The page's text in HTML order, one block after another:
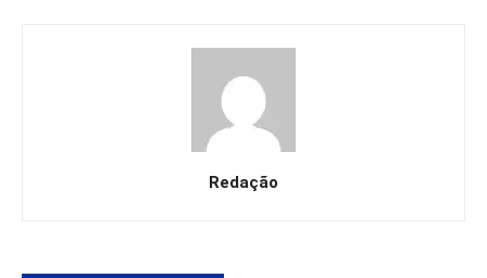
Redação